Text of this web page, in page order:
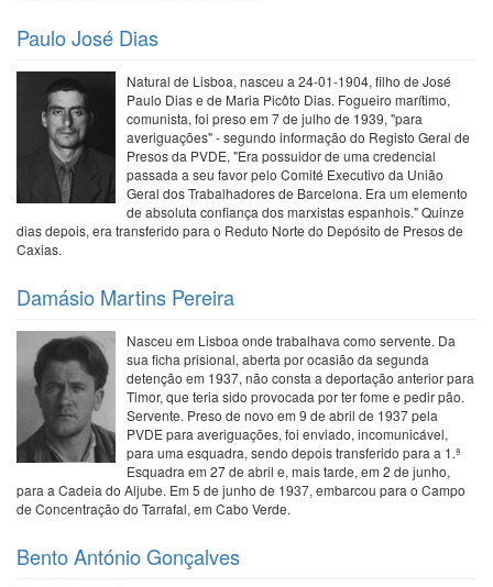
Paulo José Dias
Natural de Lisboa, nasceu a 24-01-1904, filho de José
Paulo Dias e de Maria Picôto Dias. Fogueiro marítimo,
comunista, foi preso em 7 de julho de 1939, "para
averiguações" - segundo informação do Registo Geral de
Presos da PVDE, "Era possuidor de uma credencial
passada a seu favor pelo Comité Executivo da União
Geral dos Trabalhadores de Barcelona. Era um elemento
de absoluta confiança dos marxistas espanhois." Quinze
dias depois, era transferido para o Reduto Norte do Depósito de Presos de
Caxias.
Damásio Martins Pereira
Nasceu em Lisboa onde trabalhava como servente. Da
sua ficha prisional, aberta por ocasião da segunda
detenção em 1937, não consta a deportação anterior para
Timor, que teria sido provocada por ter fome e pedir pão.
Servente. Preso de novo em 9 de abril de 1937 pela
PVDE para averiguações, foi enviado, incomunicável,
para uma esquadra, sendo depois transferido para a 1.ª
Esquadra em 27 de abril e, mais tarde, em 2 de junho,
para a Cadeia do Aljube. Em 5 de junho de 1937, embarcou para o Campo
de Concentração do Tarrafal, em Cabo Verde.
Bento António Gonçalves